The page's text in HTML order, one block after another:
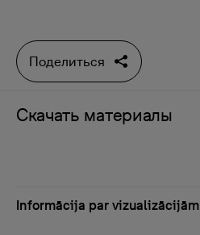
Поделиться
Скачать материалы
Informācija par vizualizācijām